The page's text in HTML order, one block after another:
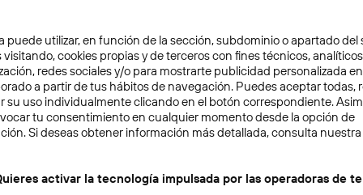
2 min
mapas 4D para
puede utilizar, en función de la sección, subdominio o apartado del
visitando, cookies propias y de terceros con fines técnicos,
redes sociales y/o para mostrarte publicidad personalizada
a partir de tus hábitos de navegación. Puedes aceptar todas,
su uso individualmente clicando en el botón correspondiente.
tu consentimiento en cualquier momento desde la opción de
Si deseas obtener información más detallada, consulta nuestra
activar la tecnología impulsada por las operadoras de